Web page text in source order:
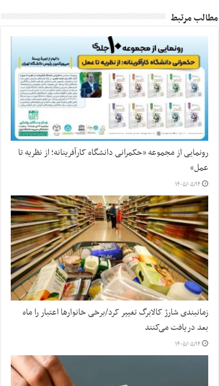
مطالب مرتبط
رونمایی از مجموعه «حکمرانی دانشگاه کارآفرینانه؛ از نظریه تا
عمل»
۱۴۰۵/۰۵/۱۴
زمانبندی شارژ کالابرگ تغییر کرد/برخی خانوارها اعتبار را ماه
بعد دریافت می‌کنند
۱۴۰۵/۰۵/۱۴